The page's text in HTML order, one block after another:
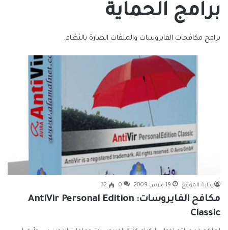
برامج الحماية
برامج مكافحات الفايروسات والملفات الضارة بالنظام.
إدارة الموقع 19 مارس 2009 0
32
مكافح الفايروسات: AntiVir Personal Edition
Classic